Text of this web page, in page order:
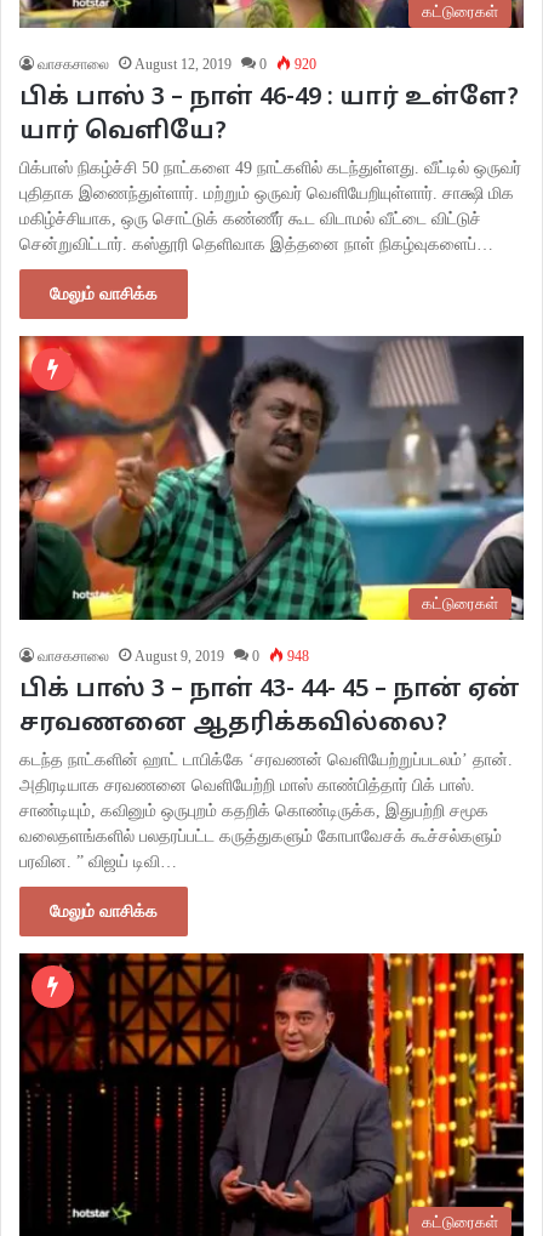
கட்டுரைகள்
வாசகசாலை August 12, 2019 0 920
பிக் பாஸ் 3 – நாள் 46-49 : யார் உள்ளே?
யார் வெளியே?
பிக்பாஸ் நிகழ்ச்சி 50 நாட்களை 49 நாட்களில் கடந்துள்ளது. வீட்டில் ஒருவர்
புதிதாக இணைந்துள்ளார். மற்றும் ஒருவர் வெளியேறியுள்ளார். சாக்ஷி மிக
மகிழ்ச்சியாக, ஒரு சொட்டுக் கண்ணீர் கூட விடாமல் வீட்டை விட்டுச்
சென்றுவிட்டார். கஸ்தூரி தெளிவாக இத்தனை நாள் நிகழ்வுகளைப்…
மேலும் வாசிக்க
கட்டுரைகள்
வாசகசாலை August 9, 2019 0 948
பிக் பாஸ் 3 – நாள் 43- 44- 45 – நான் ஏன்
சரவணனை ஆதரிக்கவில்லை?
கடந்த நாட்களின் ஹாட் டாபிக்கே ‘சரவணன் வெளியேற்றுப்படலம்’ தான்.
அதிரடியாக சரவணனை வெளியேற்றி மாஸ் காண்பித்தார் பிக் பாஸ்.
சாண்டியும், கவினும் ஒருபுறம் கதறிக் கொண்டிருக்க, இதுபற்றி சமூக
வலைதளங்களில் பலதரப்பட்ட கருத்துகளும் கோபாவேசக் கூச்சல்களும்
பரவின. ” விஜய் டிவி…
மேலும் வாசிக்க
கட்டுரைகள்